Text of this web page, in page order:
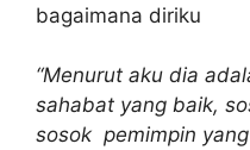
bagaimana diriku
“Menurut aku dia
sahabat yang baik,
sosok pemimpin